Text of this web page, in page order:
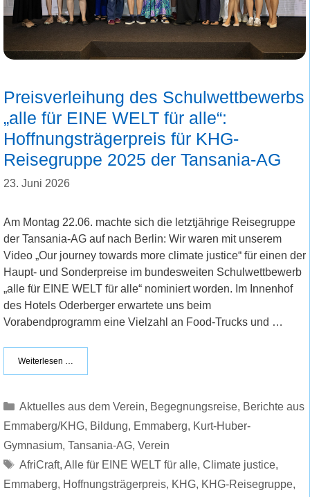
Preisverleihung des Schulwettbewerbs
„alle für EINE WELT für alle“:
Hoffnungsträgerpreis für KHG-
Reisegruppe 2025 der Tansania-AG
23. Juni 2026
Am Montag 22.06. machte sich die letztjährige Reisegruppe
der Tansania-AG auf nach Berlin: Wir waren mit unserem
Video „Our journey towards more climate justice“ für einen der
Haupt- und Sonderpreise im bundesweiten Schulwettbewerb
„alle für EINE WELT für alle“ nominiert worden. Im Innenhof
des Hotels Oderberger erwartete uns beim
Vorabendprogramm eine Vielzahl an Food-Trucks und …
Weiterlesen …
Kategorien
Aktuelles aus dem Verein, Begegnungsreise, Berichte aus
Emmaberg/KHG, Bildung, Emmaberg, Kurt-Huber-
Gymnasium, Tansania-AG, Verein
Schlagwörter
AfriCraft, Alle für EINE WELT für alle, Climate justice,
Emmaberg, Hoffnungsträgerpreis, KHG, KHG-Reisegruppe,